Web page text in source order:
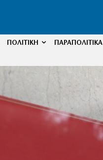
ΠΟΛΙΤΙΚΗ ΠΑΡΑΠΟΛΙΤΙΚΑ